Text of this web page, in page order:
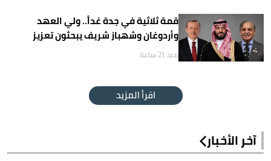
قمة ثلاثية في جدة غداً.. ولي العهد
وأردوغان وشهباز شريف يبحثون تعزيز
التعاون
منذ 21 ساعة
اقرأ المزيد
آخر الأخبار